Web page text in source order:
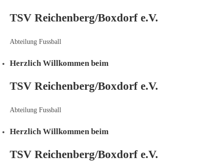
TSV Reichenberg/Boxdorf e.V.
Abteilung Fussball
Herzlich Willkommen beim
TSV Reichenberg/Boxdorf e.V.
Abteilung Fussball
Herzlich Willkommen beim
TSV Reichenberg/Boxdorf e.V.